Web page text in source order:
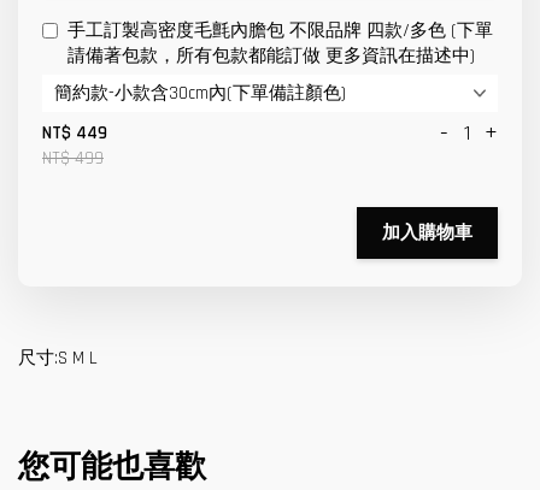
手工訂製高密度毛氈內膽包 不限品牌 四款/多色 (下單
請備著包款，所有包款都能訂做 更多資訊在描述中)
NT$ 449
NT$ 499
- +
加入購物車
尺寸:S M L
您可能也喜歡